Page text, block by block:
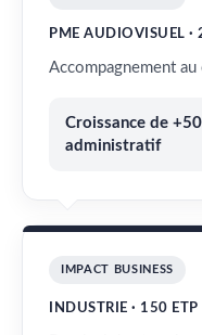
PME AUDIOVISUEL ·
Accompagnement au
Croissance de
administratif
IMPACT BUSINESS
INDUSTRIE · 150 ETP